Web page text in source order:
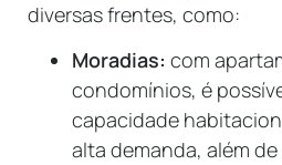
diversas frentes, como:
Moradias: com
condomínios, é
capacidade
alta demanda, além